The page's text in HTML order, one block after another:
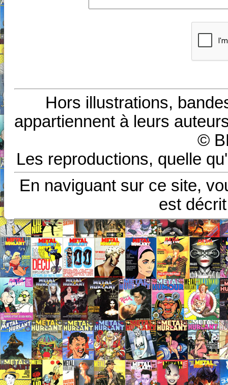
Hors illustrations,
appartiennent à leurs
©
Les reproductions, quelle
En naviguant sur ce site,
est